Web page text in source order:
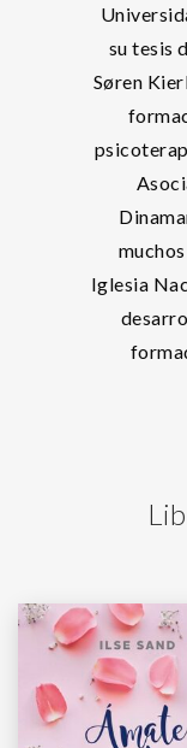
su tesis
Søren
Iglesia